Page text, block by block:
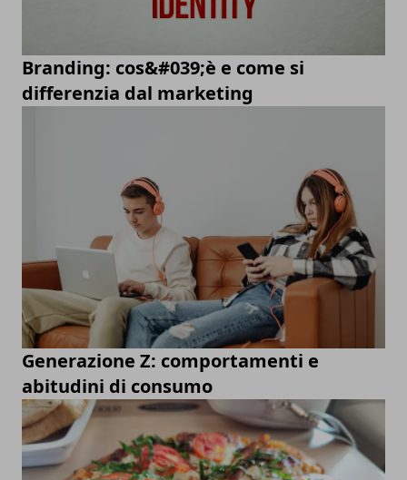
Branding: cos&#039;è e come si
differenzia dal marketing
Generazione Z: comportamenti e
abitudini di consumo